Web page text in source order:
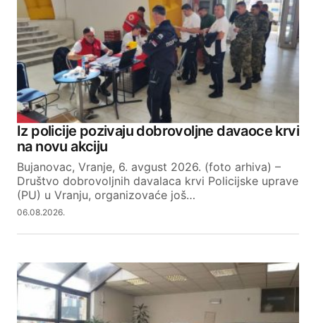
Iz policije pozivaju dobrovoljne davaoce krvi
na novu akciju
Bujanovac, Vranje, 6. avgust 2026. (foto arhiva) –
Društvo dobrovoljnih davalaca krvi Policijske uprave
(PU) u Vranju, organizovaće još…
06.08.2026.